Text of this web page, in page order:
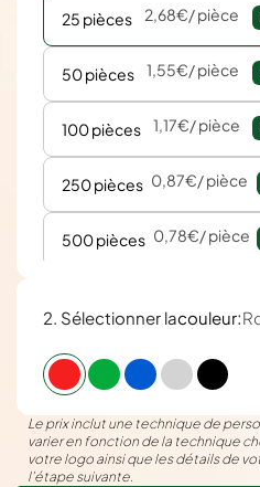
25 pièces 2,68€/ pièce
50 pièces 1,55€/ pièce
100 pièces 1,17€/ pièce
250 pièces 0,87€/ pièce
500 pièces 0,78€/ pièce
2. Sélectionner lacouleur:
Le prix inclut une technique de
varier en fonction de la technique
votre logo ainsi que les détails de
l’étape suivante.